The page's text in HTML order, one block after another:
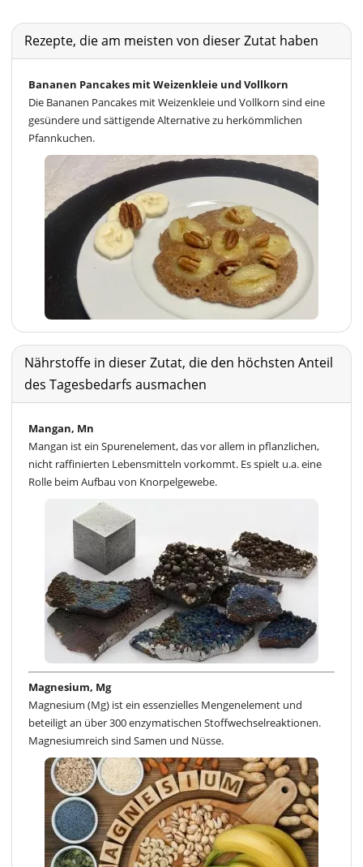
Rezepte, die am meisten von dieser Zutat haben
Bananen Pancakes mit Weizenkleie und Vollkorn
Die Bananen Pancakes mit Weizenkleie und Vollkorn sind eine
gesündere und sättigende Alternative zu herkömmlichen
Pfannkuchen.
Nährstoffe in dieser Zutat, die den höchsten Anteil
des Tagesbedarfs ausmachen
Mangan, Mn
Mangan ist ein Spurenelement, das vor allem in pflanzlichen,
nicht raffinierten Lebensmitteln vorkommt. Es spielt u.a. eine
Rolle beim Aufbau von Knorpelgewebe.
Magnesium, Mg
Magnesium (Mg) ist ein essenzielles Mengenelement und
beteiligt an über 300 enzymatischen Stoffwechselreaktionen.
Magnesiumreich sind Samen und Nüsse.